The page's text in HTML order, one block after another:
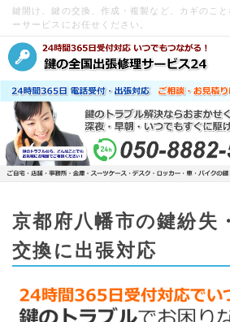
鍵開け、鍵の交換、作成・複製など、カギのこ
ーサービスにお任せください。
京都府八幡市の鍵紛失
交換に出張対応